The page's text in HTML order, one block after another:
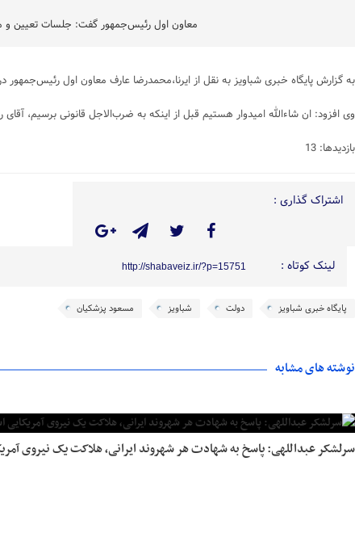
معاون اول رئیس‌جمهور گفت: جلسات تعیین و
به گزارش پایگاه خبری شباویز به نقل از ایرنا،محمدرضا عارف معاون اول
وی افزود: ان شاءالله امیدوار هستیم قبل از اینکه به ضرب‌الاجل قانونی برسیم،
بازدیدها: 13
اشتراک گذاری :
لینک کوتاه : http://shabaveiz.ir/?p=15751
پایگاه خبری شباویز دولت شباویز مسعود پزشکیان
نوشته های مشابه
سرلشکر عبداللهی: پاسخ به شهادت هر شهروند ایرانی، هلاکت یک نیروی